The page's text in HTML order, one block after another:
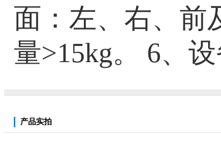
面：左、右、前
量>15kg。 6、
产品实拍